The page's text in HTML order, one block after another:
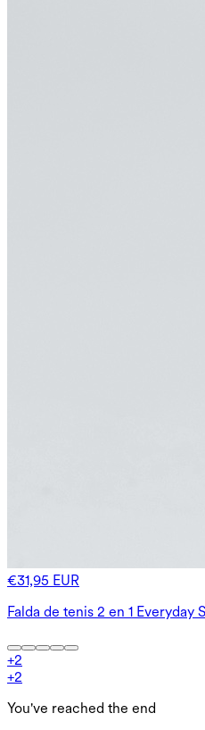
€31,95 EUR
Falda de tenis 2 en 1
+2
+2
You've reached the end